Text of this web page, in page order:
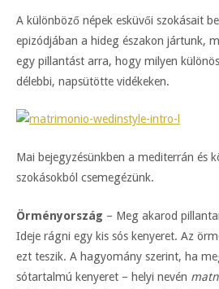
A különböző népek esküvői szokásait
epizódjában a hideg északon jártunk,
egy pillantást arra, hogy milyen
délebbi, napsütötte vidékeken.
Mai bejegyzésünkben a mediterrán és
szokásokból csemegézünk.
Örményország – Meg akarod
Ideje rágni egy kis sós kenyeret. Az
ezt teszik. A hagyomány szerint, ha
sótartalmú kenyeret – helyi nevén